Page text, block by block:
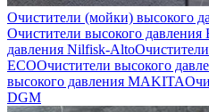
Очистители (мойки) высокого
Очистители высокого давления
давления Nilfisk-Alto
ECOОчистители высокого
высокого давления MAKITA
DGM